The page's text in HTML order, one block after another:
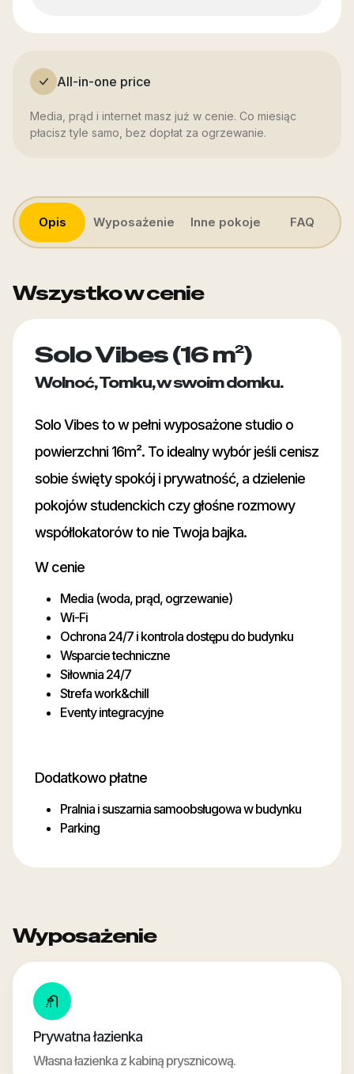
All-in-one price
Media, prąd i internet masz już w cenie. Co miesiąc
płacisz tyle samo, bez dopłat za ogrzewanie.
Opis Wyposażenie Inne pokoje FAQ
Wszystko w cenie
Solo Vibes (16 m²)
Wolnoć, Tomku, w swoim domku.
Solo Vibes to w pełni wyposażone studio o
powierzchni 16m². To idealny wybór jeśli cenisz
sobie święty spokój i prywatność, a dzielenie
pokojów studenckich czy głośne rozmowy
współlokatorów to nie Twoja bajka.
W cenie
Media (woda, prąd, ogrzewanie)
Wi-Fi
Ochrona 24/7 i kontrola dostępu do budynku
Wsparcie techniczne
Siłownia 24/7
Strefa work&chill
Eventy integracyjne
Dodatkowo płatne
Pralnia i suszarnia samoobsługowa w budynku
Parking
Wyposażenie
Prywatna łazienka
Własna łazienka z kabiną prysznicową.